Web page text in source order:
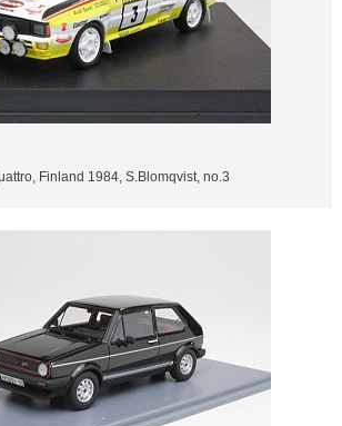
Finland 1984, S.Blomqvist, no.3